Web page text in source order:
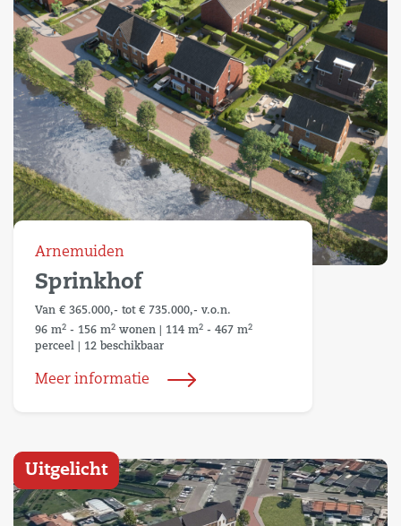
Arnemuiden
Sprinkhof
Van € 365.000,- tot € 735.000,- v.o.n.
96 m2 - 156 m2 wonen 114 m2 - 467 m2
perceel 12 beschikbaar
Meer informatie
Uitgelicht